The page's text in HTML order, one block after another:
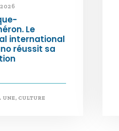
Le
international
réussit sa
UNE, CULTURE